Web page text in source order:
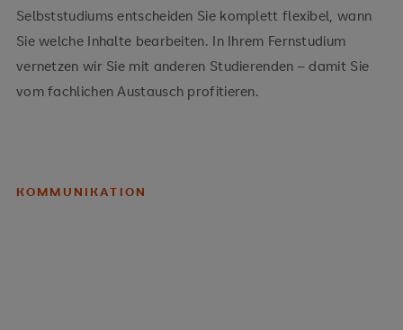
Selbststudiums entscheiden Sie komplett flexibel, wann
Sie welche Inhalte bearbeiten. In Ihrem Fernstudium
vernetzen wir Sie mit anderen Studierenden – damit Sie
vom fachlichen Austausch profitieren.
KOMMUNIKATION